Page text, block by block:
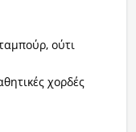
ούτι
χορδές